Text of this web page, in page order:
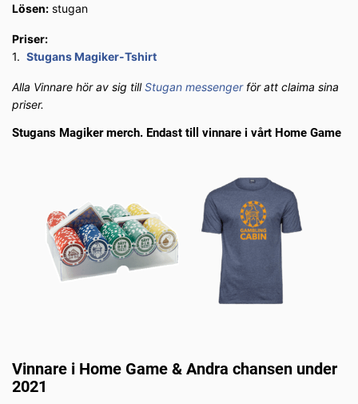
Lösen: stugan
Priser:
1. Stugans Magiker-Tshirt
Alla Vinnare hör av sig tillStugan messengerför att claima sina
priser.
Stugans Magiker merch. Endast till vinnare i vårt Home Game
Vinnare i Home Game & Andra chansen under
2021